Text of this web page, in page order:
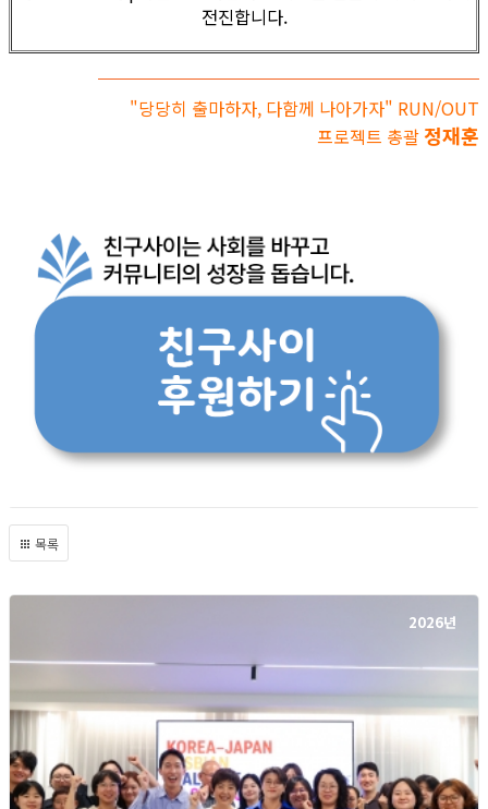
전진합니다.
"당당히 출마하자, 다함께 나아가자" RUN/OUT
프로젝트 총괄 정재훈
목록
2026년